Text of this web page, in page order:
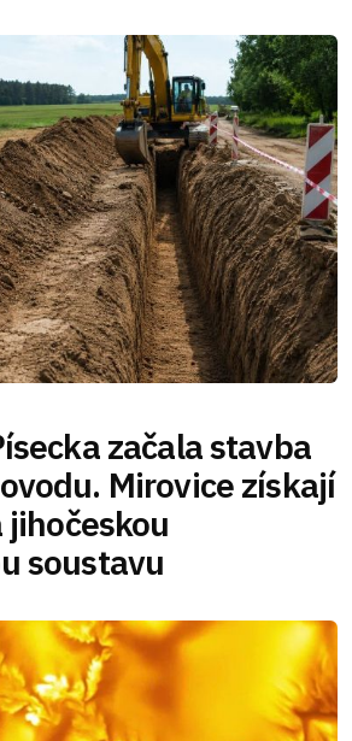
začala stavba
Mirovice získají
soustavu